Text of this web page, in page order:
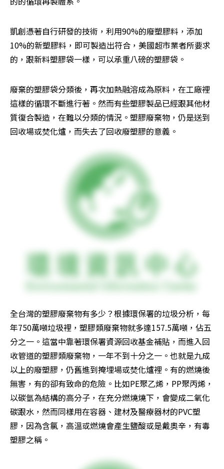
凱創憑著自行研發的技術，利用90%的廢塑膠料，添加
10%的新塑膠料，即可製造出符合，美國超市業者所要求
的，跟新料塑膠袋一樣，可以承重八磅的塑膠袋。
廢棄的塑膠袋分類後，再次加熱融溶成為原料，在工廠裡
這樣的循環不斷進行著。然而有些塑膠製品已經跟其他材
質復合製造，在難以分類的情況。塑膠廢棄物，仍是送到
回收場或焚化爐，而失去了回收廢塑膠的意義。
全台灣的塑膠廢棄物有多少？根據環保署的垃圾分析，每
年750萬噸垃圾裡，塑膠類廢棄物就多達157.5萬噸，佔五
分之一。這當中靠著環保署資源回收基金補貼，而進入回
收管道的塑膠類廢棄物，一年不到十分之一。也就是九成
以上的廢塑膠，仍舊進到掩埋場或焚化爐裡。有的燃燒後
無害，有的卻有致命的危險。比如PE聚乙烯，PP聚丙烯，
以碳氫為結構的高分子，在充分燃燒燒下，會變成二氧化
碳跟水，然而同樣用在容器、建材及醫療器材的PVC塑
膠，因為含氯，高溫或燃燒會產生鹽酸或是戴奧辛，有毒
塑膠之稱。